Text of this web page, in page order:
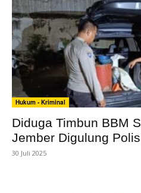
Hukum - Kriminal
Diduga Timbun BBM
Jember Digulung
30 Juli 2025